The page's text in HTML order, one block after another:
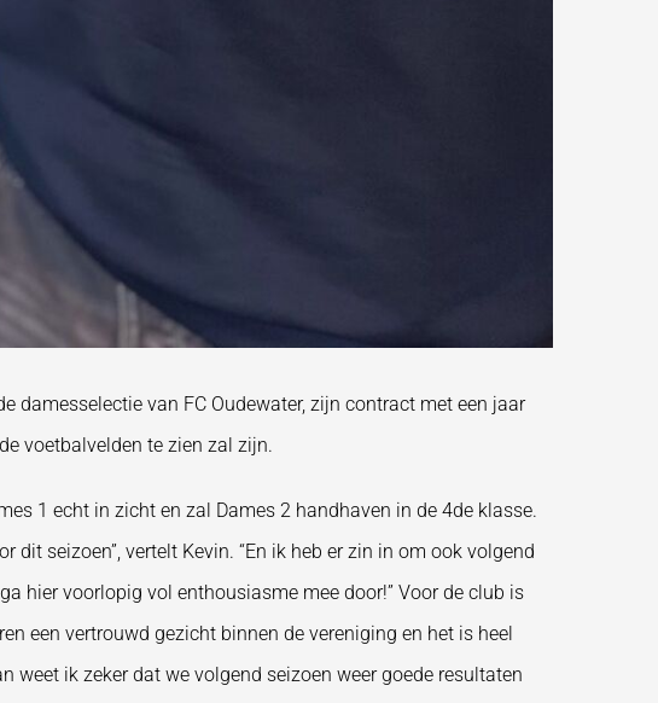
damesselectie van FC Oudewater, zijn contract met een jaar
voetbalvelden te zien zal zijn.
1 echt in zicht en zal Dames 2 handhaven in de 4de klasse.
seizoen”, vertelt Kevin. “En ik heb er zin in om ook volgend
hier voorlopig vol enthousiasme mee door!” Voor de club is
een vertrouwd gezicht binnen de vereniging en het is heel
ik zeker dat we volgend seizoen weer goede resultaten